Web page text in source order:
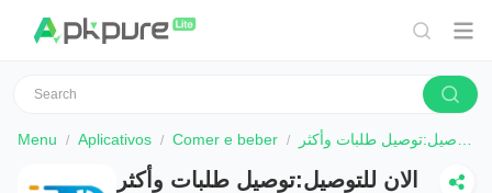
Menu Aplicativos Comer e beber الان للتوصيل:توصيل طلبات وأكثر
الان للتوصيل:توصيل طلبات وأكثر